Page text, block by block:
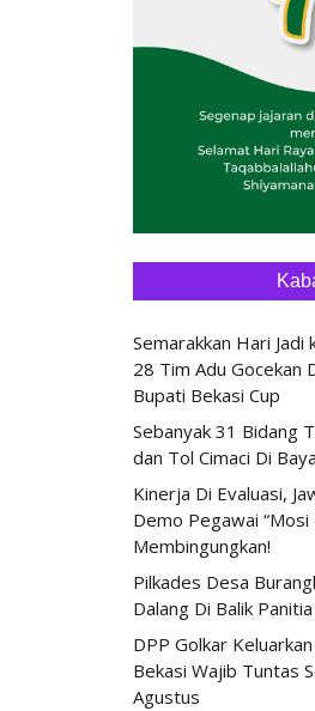
Semarakkan Hari
28 Tim Adu Gocekan
Bupati Bekasi Cup
Sebanyak 31 Bidang
dan Tol Cimaci Di
Kinerja Di Evaluasi,
Demo Pegawai
Membingungkan!
Pilkades Desa
Dalang Di Balik
DPP Golkar
Bekasi Wajib Tuntas
Agustus